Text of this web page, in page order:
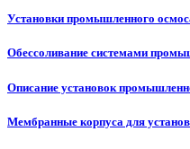
Установки промышленного
Обессоливание системами
Описание установок
Мембранные корпуса для